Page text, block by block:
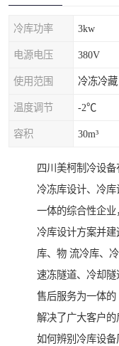
冷库功率 3kw
电源电压 380V
使用范围 冷冻冷藏
温度调节 -2℃
容积 30m³
四川美柯制冷设备
冷冻库设计、冷
一体的综合性企
冷库设计方案并
库、物 流冷库、
速冻隧道、冷却
售后服务为一体
解决了广大客户的
如何辨别冷库设备